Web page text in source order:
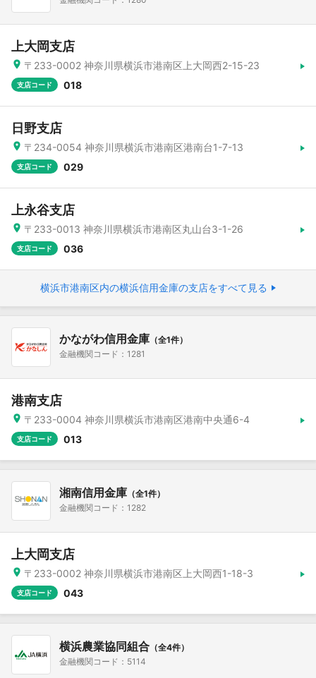
上大岡支店
〒233-0002 神奈川県横浜市港南区上大岡西2-15-23
支店コード 018
日野支店
〒234-0054 神奈川県横浜市港南区港南台1-7-13
支店コード 029
上永谷支店
〒233-0013 神奈川県横浜市港南区丸山台3-1-26
支店コード 036
横浜市港南区内の横浜信用金庫の支店をすべて見る
かながわ信用金庫 （全1件）
金融機関コード：1281
港南支店
〒233-0004 神奈川県横浜市港南区港南中央通6-4
支店コード 013
湘南信用金庫 （全1件）
金融機関コード：1282
上大岡支店
〒233-0002 神奈川県横浜市港南区上大岡西1-18-3
支店コード 043
横浜農業協同組合 （全4件）
金融機関コード：5114